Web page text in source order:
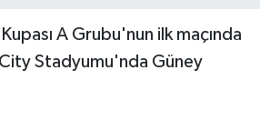
A Grubu'nun ilk maçında
Stadyumu'nda Güney